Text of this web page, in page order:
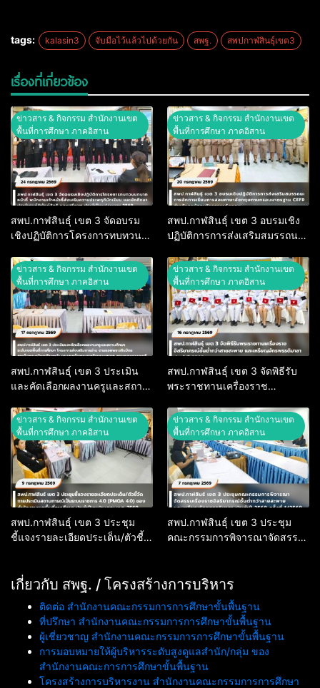
tags: kalasin3 จับมือไว้แล้วไปด้วยกัน สพฐ. สพปกาฬสินธุ์เขต3
เรื่องที่เกี่ยวข้อง
ข่าวสาร & กิจกรรม สำนักงานเขต
พื้นที่การศึกษา ภาคอิสาน
สพป.กาฬสินธุ์ เขต 3 จัดอบรม
เชิงปฏิบัติการโครงการทบทวน
ส่งเสริมความประพฤตินักเรียน
และนักศึกษา ประจำศูนย์พิทักษ์
สิทธิ และเสรีภาพ ประจำ
ปีงบประมาณ 2569
ข่าวสาร & กิจกรรม สำนักงานเขต
พื้นที่การศึกษา ภาคอิสาน
สพป.กาฬสินธุ์ เขต 3 อบรมเชิง
ปฏิบัติการการส่งเสริมสมรรถนะ
อังกฤษตามกรอบมาตรฐาน CEFR
สำหรับครูผู้สอนวิชาภาษาอังกฤษ
ข่าวสาร & กิจกรรม สำนักงานเขต
พื้นที่การศึกษา ภาคอิสาน
สพป.กาฬสินธุ์ เขต 3 ประเมิน
และคัดเลือกผลงานครูและสถาน
โครงการส่งเสริมการอ่าน ตาม
รอยพระจริยวัตร สมเด็จพระ
กนิษฐาธิราชเจ้า กรมสมเด็จพระ
เทพรัตนราชสุดาฯ สยามบรม
ราชกุมารี
ข่าวสาร & กิจกรรม สำนักงานเขต
พื้นที่การศึกษา ภาคอิสาน
สพป.กาฬสินธุ์ เขต 3 จัดพิธีรับ
พระราชทานเครื่องราช
และเหรียญจักรพรรดิมาลา
ประจำปี 2568
ข่าวสาร & กิจกรรม สำนักงานเขต
พื้นที่การศึกษา ภาคอิสาน
สพป.กาฬสินธุ์ เขต 3 ประชุม
ชี้แจงรายละเอียดประเด็น/ตัวชี้
ของสำนักงานเขตพื้นที่การศึกษา
ประจำปีงบประมาณ พ.ศ. 2569
ข่าวสาร & กิจกรรม สำนักงานเขต
พื้นที่การศึกษา ภาคอิสาน
สพป.กาฬสินธุ์ เขต 3 ประชุม
คณะกรรมการพิจารณาจัดสรร
มาลา ประจำปี 2568 ครั้งที่
เกี่ยวกับ สพฐ. / โครงสร้างการบริหาร
ติดต่อ สำนักงานคณะกรรมการการศึกษาขั้นพื้นฐาน
ที่ปรึกษา สำนักงานคณะกรรมการการศึกษาขั้นพื้นฐาน
ผู้เชี่ยวชาญ สำนักงานคณะกรรมการการศึกษาขั้นพื้นฐาน
การมอบหมายให้ผู้บริหารระดับสูงดูแลสำนัก/กลุ่ม ของ
สำนักงานคณะการการศึกษาขั้นพื้นฐาน
โครงสร้างการบริหารงาน สำนักงานคณะกรรมการการศึกษา